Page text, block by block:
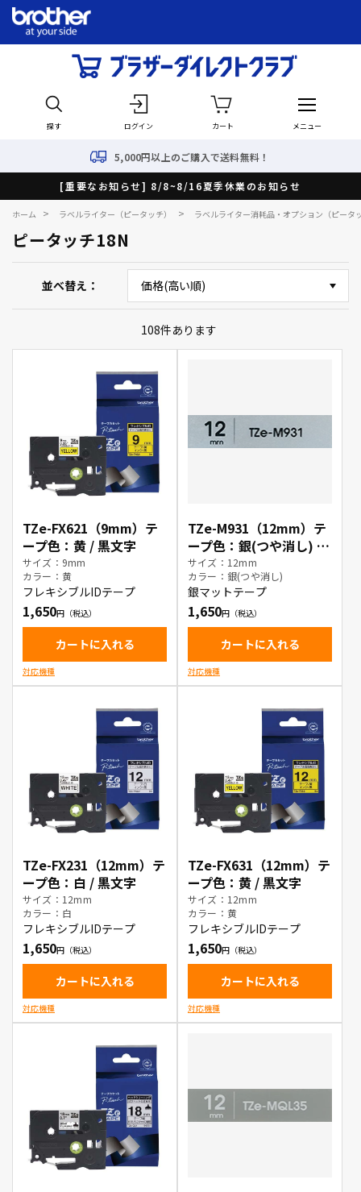
探す ログイン カート メニュー
5,000円以上のご購入で送料無料！
[重要なお知らせ] 8/8~8/16夏季休業のお知らせ
ホーム > ラベルライター（ピータッチ） > ラベルライター消耗品・オプション（ピータ
ピータッチ18N
並べ替え
108件あります
TZe-FX621（9mm）テ
ープ色：黄 / 黒文字
サイズ：9mm
カラー：黄
フレキシブルIDテープ
1,650
カートに入れる
対応機種
TZe-M931（12mm）テ
ープ色：銀(つや消し) /
黒文字
サイズ：12mm
カラー：銀(つや消し)
銀マットテープ
1,650
カートに入れる
対応機種
TZe-FX231（12mm）テ
ープ色：白 / 黒文字
サイズ：12mm
カラー：白
フレキシブルIDテープ
1,650
カートに入れる
対応機種
TZe-FX631（12mm）テ
ープ色：黄 / 黒文字
サイズ：12mm
カラー：黄
フレキシブルIDテープ
1,650
カートに入れる
対応機種